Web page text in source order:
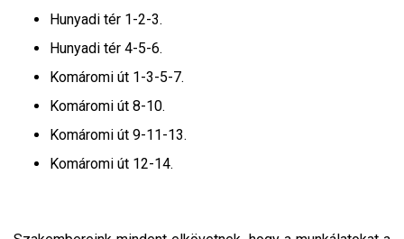
Hunyadi tér 1-2-3.
Hunyadi tér 4-5-6.
Komáromi út 1-3-5-7.
Komáromi út 8-10.
Komáromi út 9-11-13.
Komáromi út 12-14.